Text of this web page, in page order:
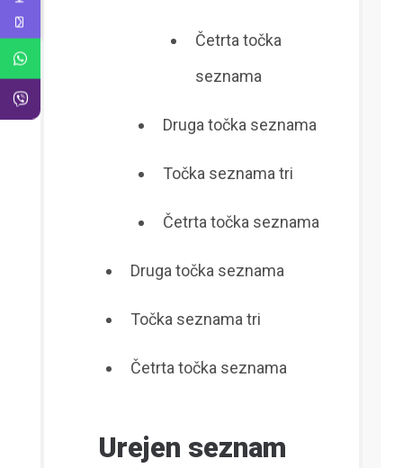
Četrta točka
seznama
Druga točka seznama
Točka seznama tri
Četrta točka seznama
Druga točka seznama
Točka seznama tri
Četrta točka seznama
Urejen seznam